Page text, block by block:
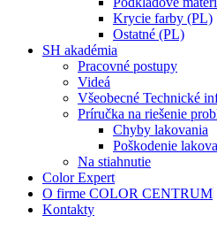
Krycie farby (PL)
Ostatné (PL)
SH akadémia
Pracovné postupy
Videá
Všeobecné Technické
Príručka na riešenie
Chyby lakovania
Poškodenie
Na stiahnutie
Color Expert
O firme COLOR CENTRUM
Kontakty